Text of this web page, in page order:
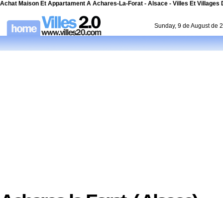
Achat Maison Et Appartament A Achares-La-Forat - Alsace - Villes Et Villages
Sunday, 9 de August de